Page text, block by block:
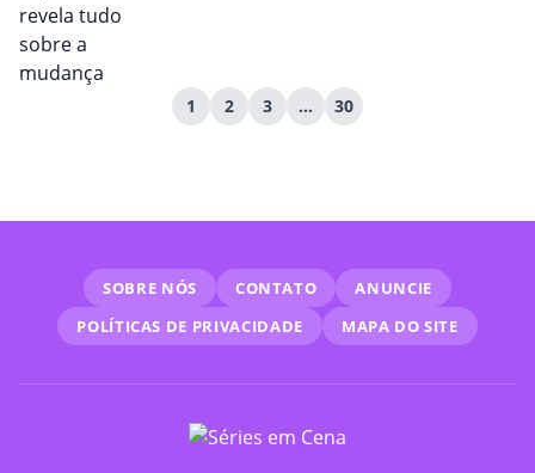
1 2 3 … 30
SOBRE NÓS CONTATO
ANUNCIE
POLÍTICAS DE PRIVACIDADE
MAPA DO SITE